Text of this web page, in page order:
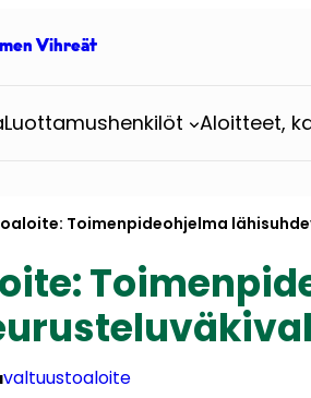
Vihreät
Luottamushenkilöt Aloitteet,
Toimenpideohjelma
valtuustoaloite